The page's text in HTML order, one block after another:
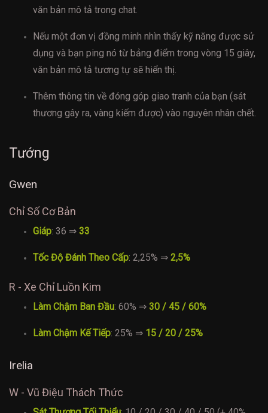
văn bản mô tả trong chat.
Nếu một đơn vị đồng minh nhìn thấy kỹ năng được sử
dụng và bạn ping nó từ bảng điểm trong vòng 15 giây,
văn bản mô tả tương tự sẽ hiển thị.
Thêm thông tin về đóng góp giao tranh của bạn (sát
thương gây ra, vàng kiếm được) vào nguyên nhân chết.
Tướng
Gwen
Chỉ Số Cơ Bản
Giáp: 36 ⇒ 33
Tốc Độ Đánh Theo Cấp: 2,25% ⇒ 2,5%
R - Xe Chỉ Luồn Kim
Làm Chậm Ban Đầu: 60% ⇒ 30 / 45 / 60%
Làm Chậm Kế Tiếp: 25% ⇒ 15 / 20 / 25%
Irelia
W - Vũ Điệu Thách Thức